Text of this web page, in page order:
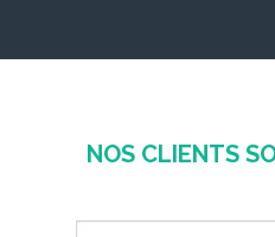
NOS CLIENTS